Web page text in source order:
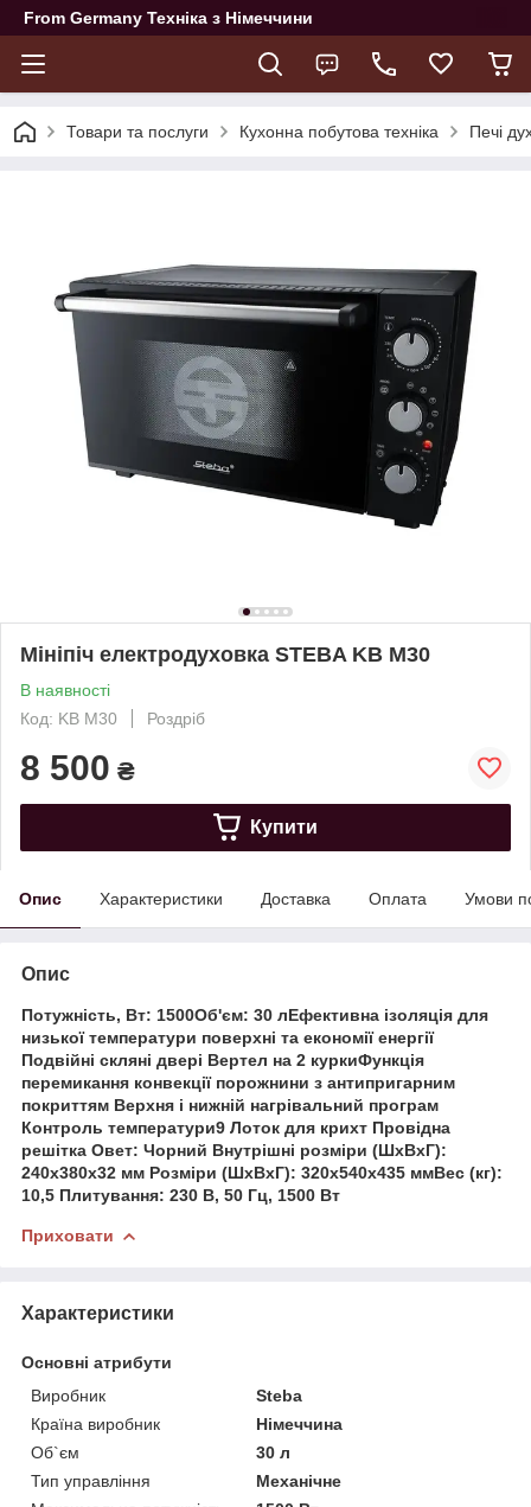
From Germany Техніка з Німеччини
Товари та послуги Кухонна побутова техніка Печі
Мініпіч електродуховка STEBA KB M30
В наявності
Код: KB M30
Роздріб
8 500 ₴
Купити
Опис Характеристики Доставка Оплата Умови
Опис
Потужність, Вт: 1500Об'єм: 30 лЕфективна ізоляція для
низької температури поверхні та економії енергії
Подвійні скляні двері Вертел на 2 куркиФункція
перемикання конвекції порожнини з антипригарним
покриттям Верхня і нижній нагрівальний програм
Контроль температури9 Лоток для крихт Провідна
решітка Овет: Чорний Внутрішні розміри (ШxВxГ):
240х380х32 мм Розміри (ШxВxГ): 320х540х435 ммВес (кг):
10,5 Плитування: 230 В, 50 Гц, 1500 Вт
Приховати
Характеристики
Основні атрибути
Виробник
Steba
Країна виробник
Німеччина
Об`єм
30 л
Тип управління
Механічне